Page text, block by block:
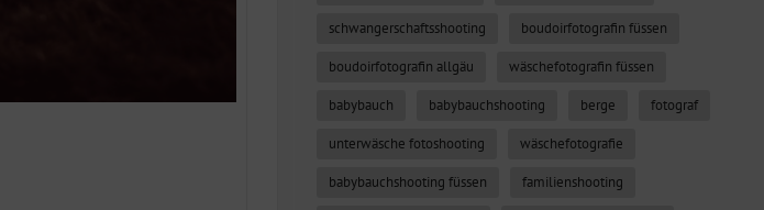
schwangerschaftsshooting boudoirfotografin füssen
boudoirfotografin allgäu wäschefotografin füssen
babybauch babybauchshooting berge fotograf
unterwäsche fotoshooting wäschefotografie
babybauchshooting füssen familienshooting